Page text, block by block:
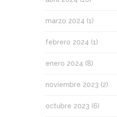
marzo 2024 (1)
febrero 2024 (1)
enero 2024 (8)
noviembre 2023 (2)
octubre 2023 (6)